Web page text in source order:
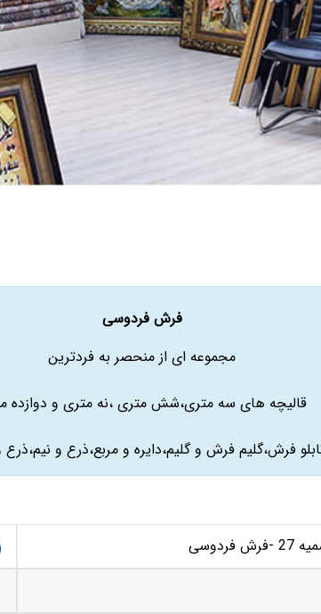
فرش فردوسی
مجموعه ای از منحصر به فردترین
قالیچه های سه متری،شش متری ،نه متری و دوازده
فرش،گلیم فرش و گلیم،دایره و مربع،ذرع و